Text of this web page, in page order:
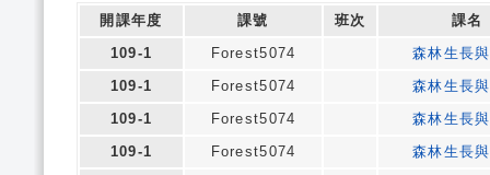
開課年度 課號 班次
課名
109-1
Forest5074
森林生長
109-1
Forest5074
森林生長
109-1
Forest5074
森林生長
109-1
Forest5074
森林生長